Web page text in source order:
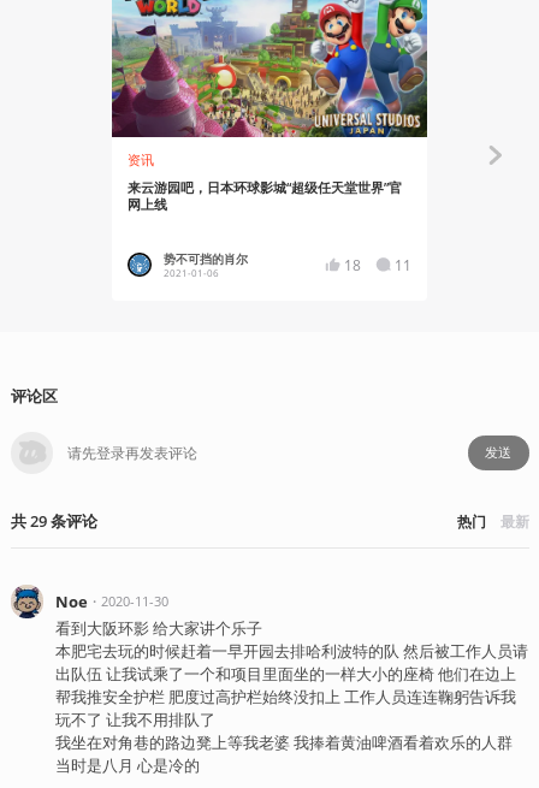
资讯
来云游园吧，日本环球影城“超级任天堂世界”官
网上线
势不可挡的肖尔
2021-01-06 18 11
红游睹思
评论区
发送
共29条评论 热门 最新
Noe・ 2020-11-30
看到大阪环影 给大家讲个乐子
本肥宅去玩的时候赶着一早开园去排哈利波特的队 然后被工作人员请
出队伍 让我试乘了一个和项目里面坐的一样大小的座椅 他们在边上
帮我推安全护栏 肥度过高护栏始终没扣上 工作人员连连鞠躬告诉我
玩不了 让我不用排队了
我坐在对角巷的路边凳上等我老婆 我捧着黄油啤酒看着欢乐的人群
当时是八月 心是冷的